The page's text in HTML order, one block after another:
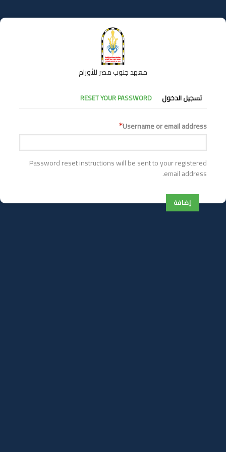
إلى
المحتوى
معهد جنوب مصر للأورام
التبويبات
الأساسية
تسجيل الدخول RESET YOUR PASSWORD
Username or email address
Password reset instructions will be sent to your registered
email address.